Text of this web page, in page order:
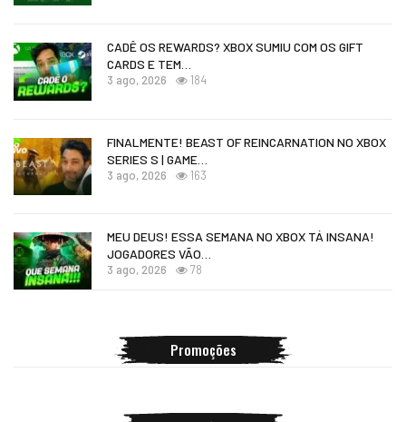
CADÊ OS REWARDS? XBOX SUMIU COM OS GIFT
CARDS E TEM…
3 ago, 2026 184
FINALMENTE! BEAST OF REINCARNATION NO XBOX
SERIES S | GAME…
3 ago, 2026 163
MEU DEUS! ESSA SEMANA NO XBOX TÁ INSANA!
JOGADORES VÃO…
3 ago, 2026 78
Promoções